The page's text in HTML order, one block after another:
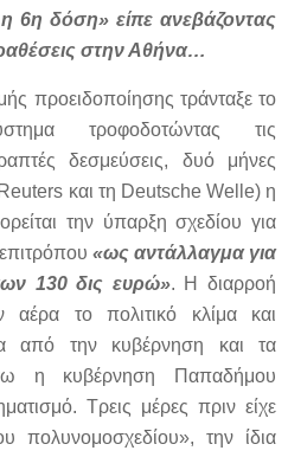
η 6η δόση» είπε ανεβάζοντας
στην Αθήνα…
προειδοποίησης τράνταξε το
τροφοδοτώντας τις
δεσμεύσεις, δυό μήνες
και τη Deutsche Welle) η
την ύπαρξη σχεδίου για
«ως αντάλλαγμα για
130 δις ευρώ». Η διαρροή
το πολιτικό κλίμα και
από την κυβέρνηση και τα
η κυβέρνηση Παπαδήμου
Τρεις μέρες πριν είχε
πολυνομοσχεδίου», την ίδια